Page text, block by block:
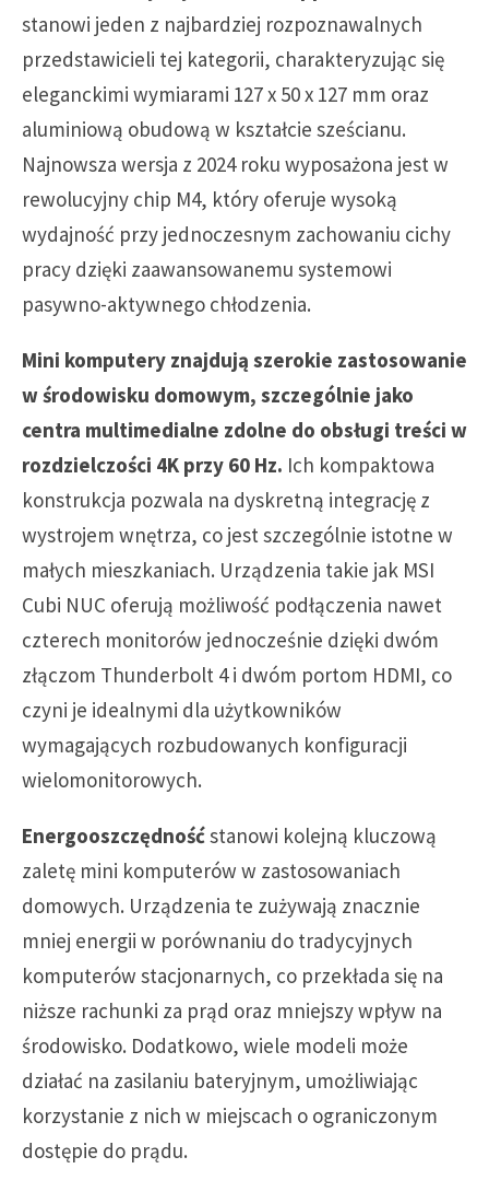
stanowi jeden z najbardziej rozpoznawalnych
przedstawicieli tej kategorii, charakteryzując się
eleganckimi wymiarami 127 x 50 x 127 mm oraz
aluminiową obudową w kształcie sześcianu.
Najnowsza wersja z 2024 roku wyposażona jest w
rewolucyjny chip M4, który oferuje wysoką
wydajność przy jednoczesnym zachowaniu cichy
pracy dzięki zaawansowanemu systemowi
pasywno-aktywnego chłodzenia.
Mini komputery znajdują szerokie zastosowanie
w środowisku domowym, szczególnie jako
centra multimedialne zdolne do obsługi treści w
rozdzielczości 4K przy 60 Hz. Ich kompaktowa
konstrukcja pozwala na dyskretną integrację z
wystrojem wnętrza, co jest szczególnie istotne w
małych mieszkaniach. Urządzenia takie jak MSI
Cubi NUC oferują możliwość podłączenia nawet
czterech monitorów jednocześnie dzięki dwóm
złączom Thunderbolt 4 i dwóm portom HDMI, co
czyni je idealnymi dla użytkowników
wymagających rozbudowanych konfiguracji
wielomonitorowych.
Energooszczędnośćstanowi kolejną kluczową
zaletę mini komputerów w zastosowaniach
domowych. Urządzenia te zużywają znacznie
mniej energii w porównaniu do tradycyjnych
komputerów stacjonarnych, co przekłada się na
niższe rachunki za prąd oraz mniejszy wpływ na
środowisko. Dodatkowo, wiele modeli może
działać na zasilaniu bateryjnym, umożliwiając
korzystanie z nich w miejscach o ograniczonym
dostępie do prądu.